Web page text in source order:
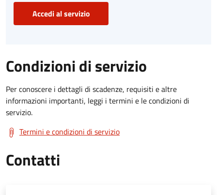
Accedi al servizio
Condizioni di servizio
Per conoscere i dettagli di scadenze, requisiti e altre
informazioni importanti, leggi i termini e le condizioni di
servizio.
Termini e condizioni di servizio
Contatti